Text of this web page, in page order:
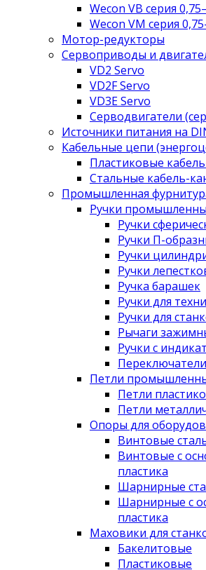
Wecon VB серия
Wecon VM серия
Мотор-редукторы
Сервоприводы и
VD2 Servo
VD2F Servo
VD3E Servo
Серводвигатели
Источники питания на
Кабельные цепи
Пластиковые
Стальные кабель-
Промышленная
Ручки
Ручки
Ручки П-
Ручки
Ручки
Ручка барашек
Ручки для
Ручки для
Рычаги
Ручки с
Переключатели
Петли
Петли
Петли
Опоры для
Винтовые
Винтовые с
пластика
Шарнирные
Шарнирные с
пластика
Маховики для
Бакелитовые
Пластиковые